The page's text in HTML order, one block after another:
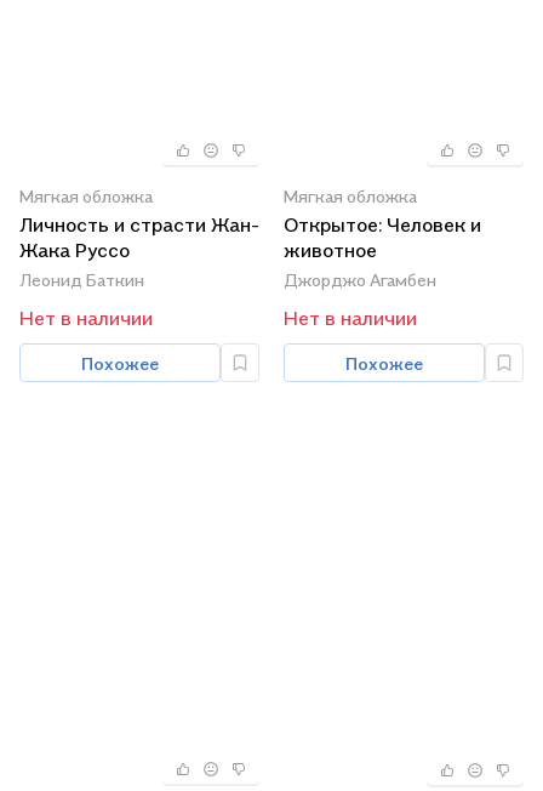
Мягкая обложка
Личность и страсти Жан-
Жака Руссо
Леонид Баткин
Нет в наличии
Похожее
Мягкая обложка
Открытое: Человек и
животное
Джорджо Агамбен
Нет в наличии
Похожее